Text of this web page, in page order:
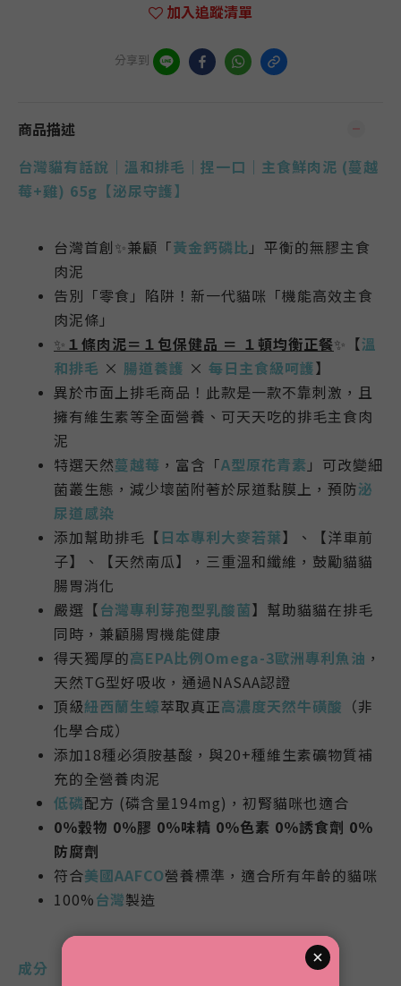
加入追蹤清單
分享到
商品描述
台灣貓有話說｜ 溫和排毛｜捏一口｜主食鮮肉泥 (蔓越
莓+雞) 65g【泌尿守護】
台灣首創✨兼顧「黃金鈣磷比 」平衡的無膠主食
肉泥
告別「零食」陷阱！新一代貓咪「機能高效主食
肉泥條」
✨ １條肉泥＝１包保健品 ＝ １頓均衡正餐✨【溫
和排毛 × 腸道養護 × 每日主食級呵護】
異於市面上排毛商品！此款是一款不靠刺激，且
擁有維生素等全面營養、可天天吃的排毛主食肉
泥
特選天然蔓越莓 ，富含「A型原花青素 」可改變細
菌叢生態，減少壞菌附著於尿道黏膜上，預防泌
尿道感染
添加幫助排毛【 日本專利大麥若葉】、【洋車前
子】、【天然南瓜】，三重溫和纖維，鼓勵貓貓
腸胃消化
嚴選【台灣專利芽孢型乳酸菌】幫助貓貓在排毛
同時，兼顧腸胃機能健康
得天獨厚的高EPA比例Omega-3歐洲專利魚油 ，
天然TG型好吸收，通過NASAA認證
頂級紐西蘭生蠔萃取真正高濃度天然牛磺酸 （非
化學合成）
添加18種必須胺基酸，與20+種維生素礦物質補
充的全營養肉泥
低磷配方 (磷含量194mg)，初腎貓咪也適合
0％穀物 0％膠 0％味精 0％色素 0％誘食劑 0％
防腐劑
符合美國AAFCO營養標準， 適合所有年齡的貓咪
100%台灣製造
成分